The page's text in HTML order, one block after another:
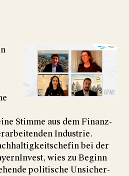
© IfW
Stimme aus dem Finanz­
Industrie.
bei der
wies zu Beginn
poli­tische Un­sicher­